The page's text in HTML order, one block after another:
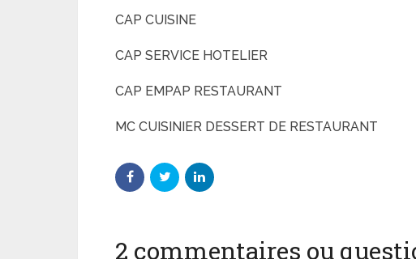
CAP CUISINE
CAP SERVICE HOTELIER
CAP EMPAP RESTAURANT
MC CUISINIER DESSERT DE RESTAURANT
2 commentaires ou